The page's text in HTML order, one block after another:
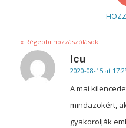
« Régebbi hozzászólások
Icu
says:
2020-08-15 at
A mai
mindazokért,
gyakorolják